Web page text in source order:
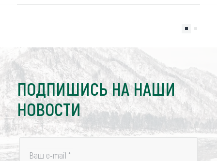
ПОДПИШИСЬ НА НАШИ
НОВОСТИ
Ваш e-mail *